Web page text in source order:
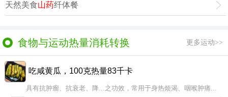
天然美食山药纤体餐
食物与运动热量消耗转换 更多运动>>
吃咸黄瓜，100克热量83千卡
具有抗肿瘤、抗衰老、降...之功效，常用于身热烦渴、咽喉肿痛...